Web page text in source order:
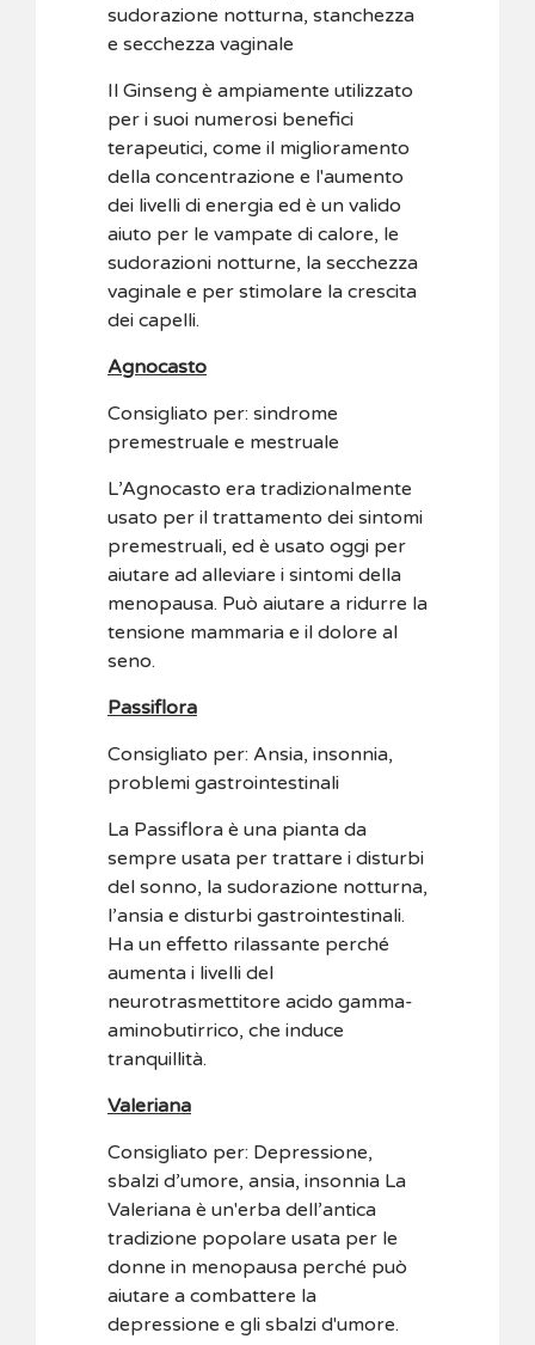
sudorazione notturna, stanchezza
e secchezza vaginale
Il Ginseng è ampiamente utilizzato
per i suoi numerosi benefici
terapeutici, come il miglioramento
della concentrazione e l'aumento
dei livelli di energia ed è un valido
aiuto per le vampate di calore, le
sudorazioni notturne, la secchezza
vaginale e per stimolare la crescita
dei capelli.
Agnocasto
Consigliato per: sindrome
premestruale e mestruale
L’Agnocasto era tradizionalmente
usato per il trattamento dei sintomi
premestruali, ed è usato oggi per
aiutare ad alleviare i sintomi della
menopausa. Può aiutare a ridurre la
tensione mammaria e il dolore al
seno.
Passiflora
Consigliato per: Ansia, insonnia,
problemi gastrointestinali
La Passiflora è una pianta da
sempre usata per trattare i disturbi
del sonno, la sudorazione notturna,
l’ansia e disturbi gastrointestinali.
Ha un effetto rilassante perché
aumenta i livelli del
neurotrasmettitore acido gamma-
aminobutirrico, che induce
tranquillità.
Valeriana
Consigliato per: Depressione,
sbalzi d’umore, ansia, insonnia La
Valeriana è un'erba dell’antica
tradizione popolare usata per le
donne in menopausa perché può
aiutare a combattere la
depressione e gli sbalzi d'umore.